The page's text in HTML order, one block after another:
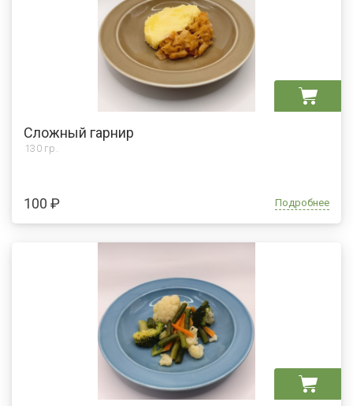
Сложный гарнир
130 гр.
100 ₽ Подробнее